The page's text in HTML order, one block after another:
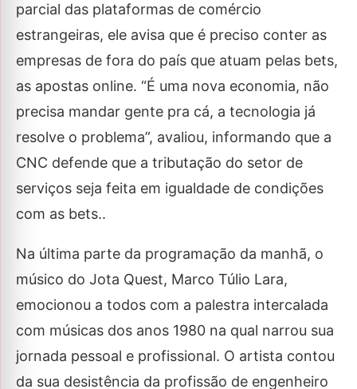
parcial das plataformas de comércio
estrangeiras, ele avisa que é preciso conter as
empresas de fora do país que atuam pelas bets,
as apostas online. “É uma nova economia, não
precisa mandar gente pra cá, a tecnologia já
resolve o problema”, avaliou, informando que a
CNC defende que a tributação do setor de
serviços seja feita em igualdade de condições
com as bets..
Na última parte da programação da manhã, o
músico do Jota Quest, Marco Túlio Lara,
emocionou a todos com a palestra intercalada
com músicas dos anos 1980 na qual narrou sua
jornada pessoal e profissional. O artista contou
da sua desistência da profissão de engenheiro